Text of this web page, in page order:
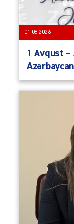
01.08.2026
1 Avqust –